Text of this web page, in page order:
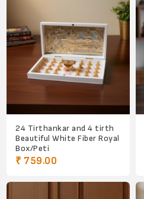
24 Tirthankar and 4 tirth
Beautiful White Fiber Royal
Box/Peti
₹ 759.00